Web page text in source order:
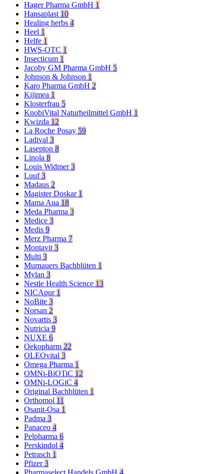
Hager Pharma GmbH 1
Hansaplast 10
Healing herbs 4
Heel 1
Helfe 1
HWS-OTC 1
Insecticum 1
Jacoby GM Pharma GmbH 5
Johnson & Johnson 1
Karo Pharma GmbH 2
Kijimea 1
Klosterfrau 5
KnobiVital Naturheilmittel GmbH 1
Kwizda 12
La Roche Posay 59
Ladival 3
Lasepton 8
Linola 8
Louis Widmer3
Luuf3
Madaus 2
Magister Doskar 1
Mama Aua 18
Meda Pharma 3
Medice 3
Medis 9
Merz Pharma 7
Montavit 3
Multi 3
Murnauers Bachblüten 1
Mylan 3
Nestle Health Science 13
NICApur 1
NoBite 3
Norsan 2
Novartis 3
Nutricia 9
NUXE 6
Oekopharm 22
OLEOvital 3
Omega Pharma 1
OMNi-BiOTiC 12
OMNi-LOGiC 4
Original Bachblüten 1
Orthomol 11
Osanit-Osa 1
Padma 3
Panaceo 4
Pelpharma 6
Perskindol 4
Petrasch 1
Pfizer3
Pharmaselect Handels GmbH 4